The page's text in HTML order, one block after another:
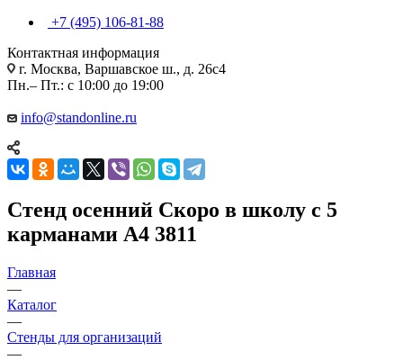
+7 (495) 106-81-88
Контактная информация
г. Москва, Варшавское ш., д. 26с4
Пн.– Пт.: с 10:00 до 19:00
info@standonline.ru
Стенд осенний Скоро в школу с 5
карманами А4 3811
Главная
—
Каталог
—
Стенды для организаций
—